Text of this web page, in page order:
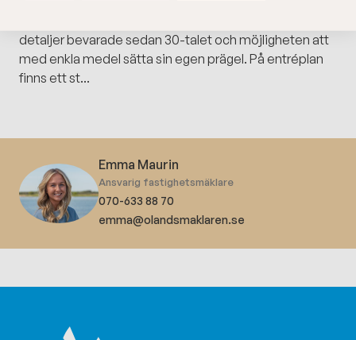
detaljer bevarade sedan 30-talet och möjligheten att
med enkla medel sätta sin egen prägel. På entréplan
finns ett st...
Emma Maurin
Ansvarig fastighetsmäklare
070-633 88 70
emma@olandsmaklaren.se